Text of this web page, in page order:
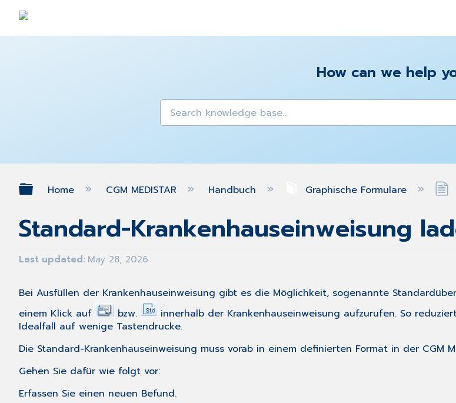
How can we help
Expand/collapse global hierarchy
Home CGM MEDISTAR Handbuch Graphische Formulare
Standard-Krankenhauseinweisung
Last updated May 28, 2026
Bei Ausfüllen der Krankenhauseinweisung gibt es die Möglichkeit, sogenannte
einem Klick auf
bzw.
innerhalb der Krankenhauseinweisung aufzurufen. So
Idealfall auf wenige Tastendrucke.
Die Standard-Krankenhauseinweisung muss vorab in einem definierten Format in der CGM
Gehen Sie dafür wie folgt vor:
Erfassen Sie einen neuen Befund.